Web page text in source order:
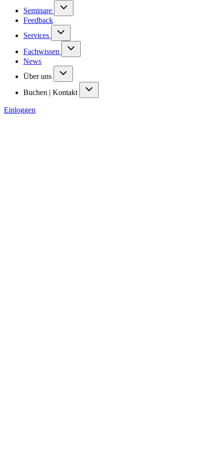
Seminare
Feedback
Services
Fachwissen
News
Über uns
Buchen | Kontakt
Einloggen